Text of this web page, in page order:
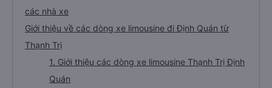
các nhà xe
Giới thiệu về các dòng xe limousine đi Định Quán từ
Thạnh Trị
1. Giới thiệu các dòng xe limousine Thạnh Trị Định
Quán